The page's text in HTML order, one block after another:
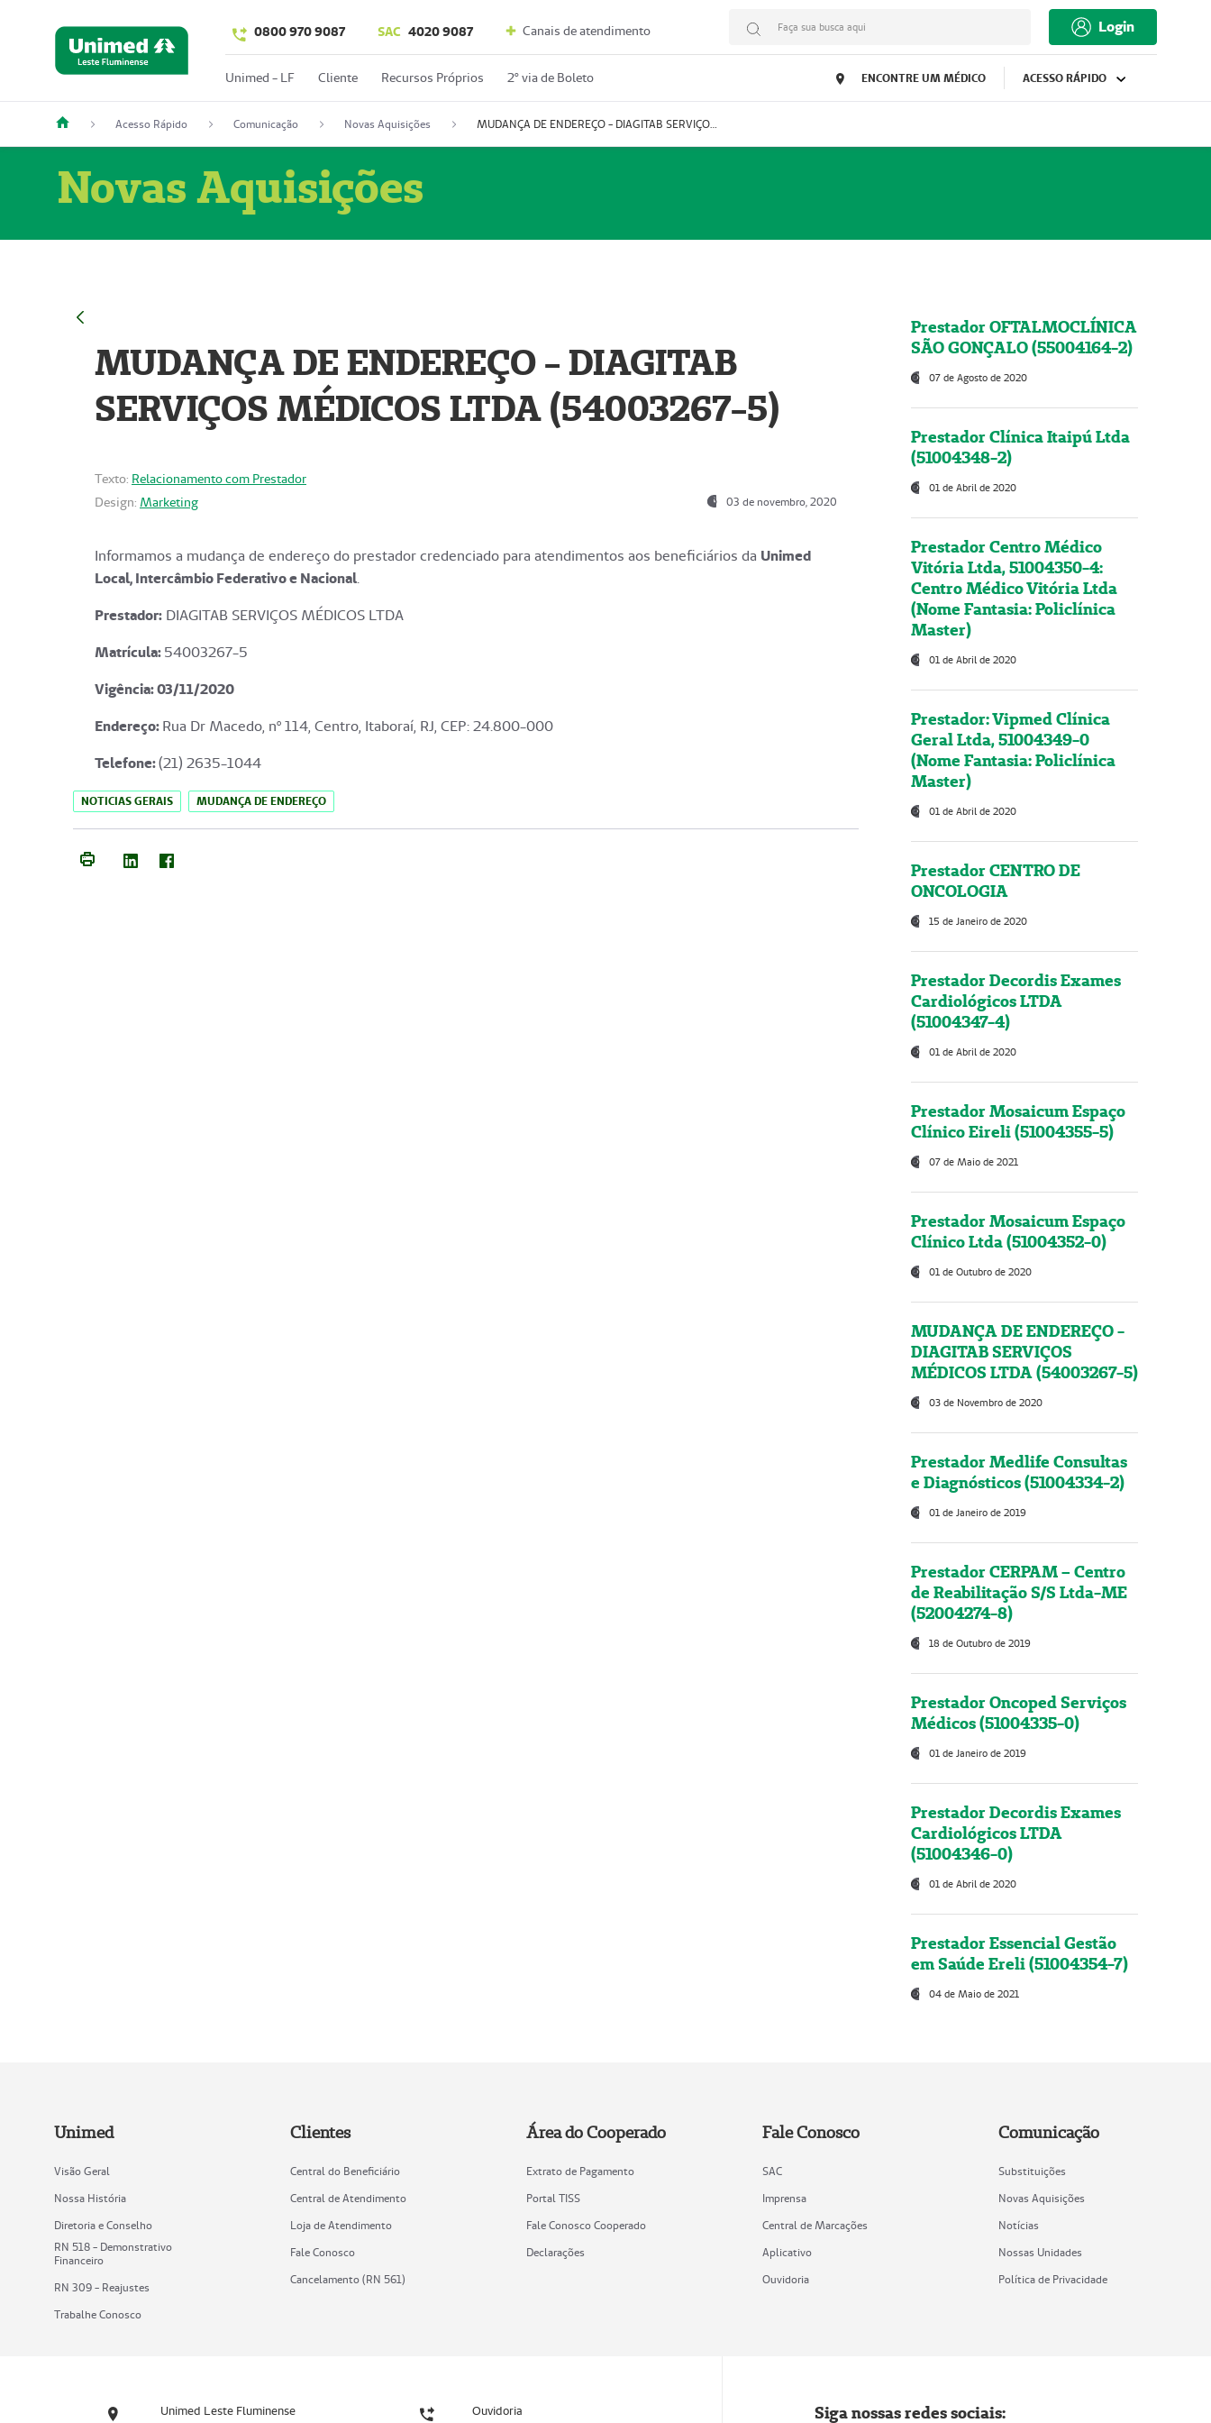
0800 970 9087 SAC 4020 9087 Canais de atendimento Faça sua busca aqui Login
Unimed - LF Cliente Recursos Próprios 2º via de Boleto ENCONTRE UM MÉDICO ACESSO RÁPIDO
Acesso Rápido Comunicação Novas Aquisições MUDANÇA DE ENDEREÇO - DIAGITAB SERVIÇOS MÉDICOS LTDA (54003267-5)
Novas Aquisições
MUDANÇA DE ENDEREÇO - DIAGITAB
SERVIÇOS MÉDICOS LTDA (54003267-5)
Texto: Relacionamento com Prestador
Design: Marketing 03 de novembro, 2020
Informamos a mudança de endereço do prestador credenciado para atendimentos aos beneficiários da Unimed
Local, Intercâmbio Federativo e Nacional.
Prestador: DIAGITAB SERVIÇOS MÉDICOS LTDA
Matrícula:54003267-5
Vigência: 03/11/2020
Endereço:Rua Dr Macedo, nº 114, Centro, Itaboraí, RJ, CEP: 24.800-000
Telefone:(21) 2635-1044
NOTICIAS GERAIS MUDANÇA DE ENDEREÇO
Prestador OFTALMOCLÍNICA
SÃO GONÇALO (55004164-2)
07 de Agosto de 2020
Prestador Clínica Itaipú Ltda
(51004348-2)
01 de Abril de 2020
Prestador Centro Médico
Vitória Ltda, 51004350-4:
Centro Médico Vitória Ltda
(Nome Fantasia: Policlínica
Master)
01 de Abril de 2020
Prestador: Vipmed Clínica
Geral Ltda, 51004349-0
(Nome Fantasia: Policlínica
Master)
01 de Abril de 2020
Prestador CENTRO DE
ONCOLOGIA
15 de Janeiro de 2020
Prestador Decordis Exames
Cardiológicos LTDA
(51004347-4)
01 de Abril de 2020
Prestador Mosaicum Espaço
Clínico Eireli (51004355-5)
07 de Maio de 2021
Prestador Mosaicum Espaço
Clínico Ltda (51004352-0)
01 de Outubro de 2020
MUDANÇA DE ENDEREÇO -
DIAGITAB SERVIÇOS
MÉDICOS LTDA (54003267-5)
03 de Novembro de 2020
Prestador Medlife Consultas
e Diagnósticos (51004334-2)
01 de Janeiro de 2019
Prestador CERPAM – Centro
de Reabilitação S/S Ltda-ME
(52004274-8)
18 de Outubro de 2019
Prestador Oncoped Serviços
Médicos (51004335-0)
01 de Janeiro de 2019
Prestador Decordis Exames
Cardiológicos LTDA
(51004346-0)
01 de Abril de 2020
Prestador Essencial Gestão
em Saúde Ereli (51004354-7)
04 de Maio de 2021
Unimed
Visão Geral
Nossa História
Diretoria e Conselho
RN 518 - Demonstrativo
Financeiro
RN 309 - Reajustes
Trabalhe Conosco
Clientes
Central do Beneficiário
Central de Atendimento
Loja de Atendimento
Fale Conosco
Cancelamento (RN 561)
Área do Cooperado
Extrato de Pagamento
Portal TISS
Fale Conosco Cooperado
Declarações
Fale Conosco
SAC
Imprensa
Central de Marcações
Aplicativo
Ouvidoria
Comunicação
Substituições
Novas Aquisições
Notícias
Nossas Unidades
Política de Privacidade
Unimed Leste Fluminense Ouvidoria Siga nossas redes sociais: